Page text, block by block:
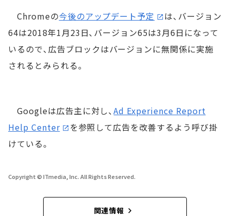
Chromeの今後のアップデート予定
は、バージョン
64は2018年1月23日、バージョン65は3月6日になって
いるので、広告ブロックはバージョンに無関係に実施
されるとみられる。
Googleは広告主に対し、Ad Experience Report
Help Center
を参照して広告を改善するよう呼び掛
けている。
Copyright © ITmedia, Inc. All Rights Reserved.
関連情報